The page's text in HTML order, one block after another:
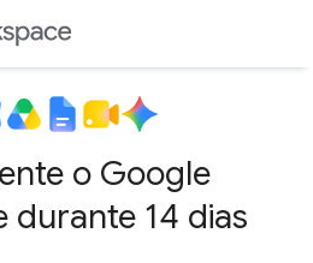
o Google
durante 14 dias